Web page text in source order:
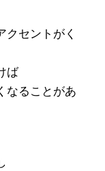
クセントがく
ば
なることがあ